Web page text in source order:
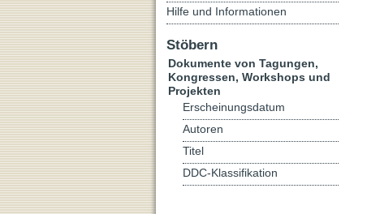
Hilfe und Informationen
Stöbern
Dokumente von Tagungen,
Kongressen, Workshops und
Projekten
Erscheinungsdatum
Autoren
Titel
DDC-Klassifikation